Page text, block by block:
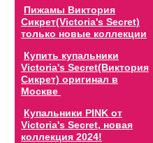
Пижамы Виктория
Сикрет(Victoria's Secret)
только новые коллекции
Купить купальники
Victoria's Secret(Виктория
Сикрет) оригинал в
Москве
Купальники PINK от
Victoria's Secret, новая
коллекция 2024!